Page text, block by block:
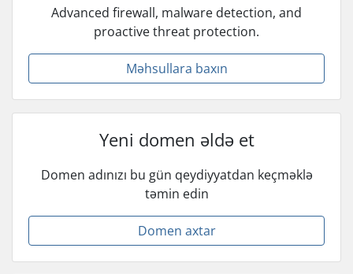
Advanced firewall, malware detection, and
proactive threat protection.
Məhsullara baxın
Yeni domen əldə et
Domen adınızı bu gün qeydiyyatdan keçməklə
təmin edin
Domen axtar